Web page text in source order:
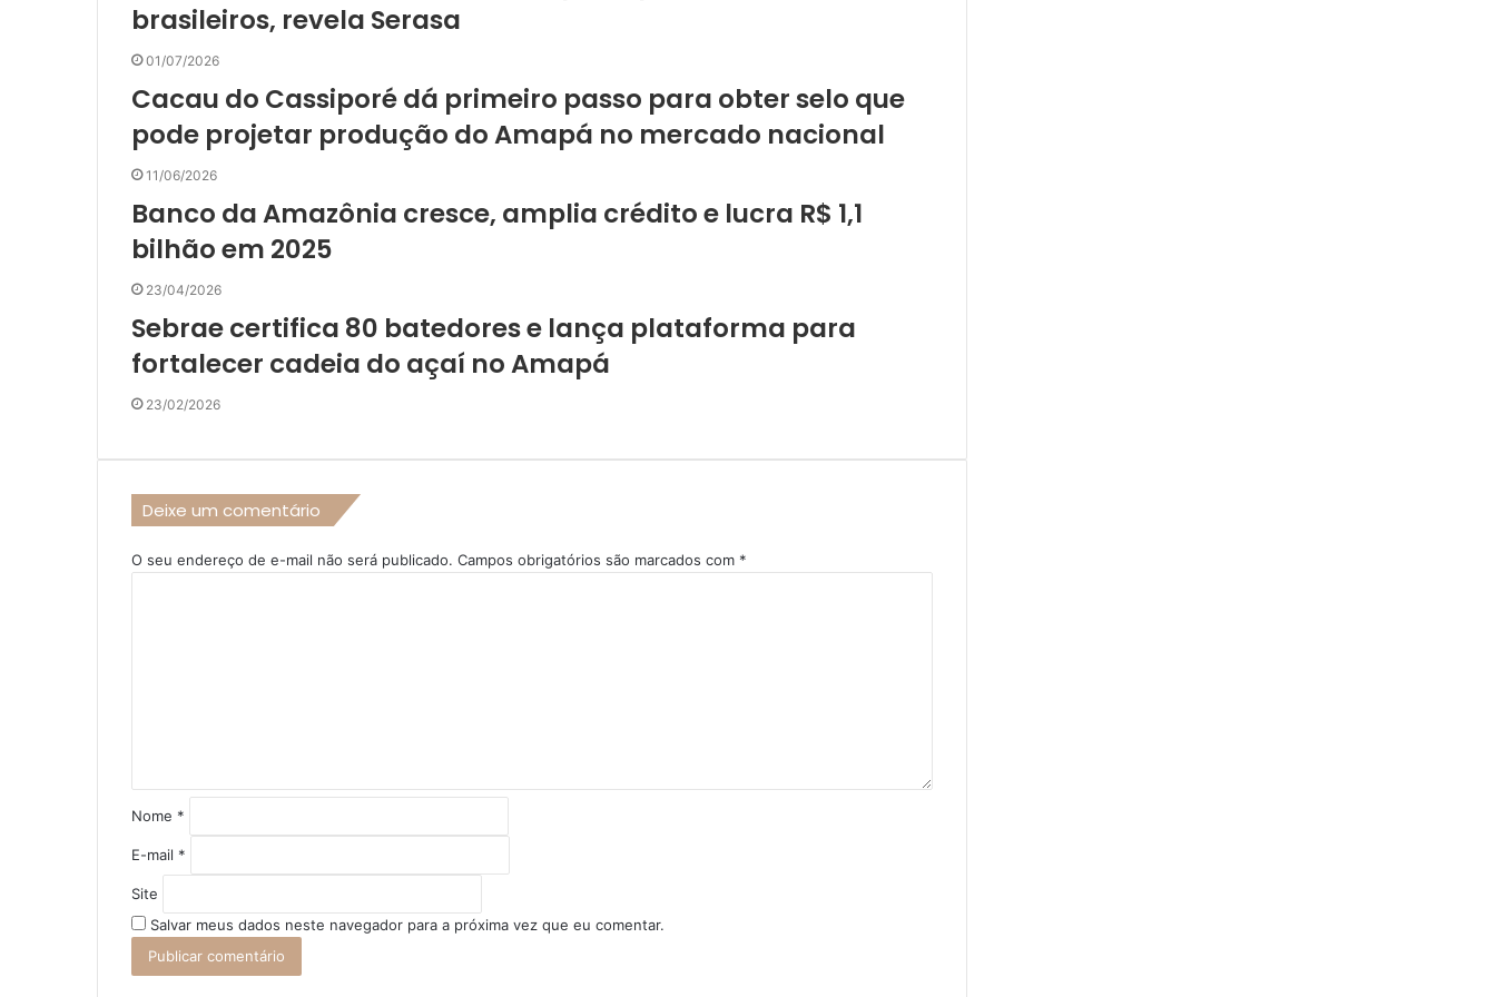
brasileiros, revela Serasa
01/07/2026
Cacau do Cassiporé dá primeiro passo para obter selo que
pode projetar produção do Amapá no mercado nacional
11/06/2026
Banco da Amazônia cresce, amplia crédito e lucra R$ 1,1
bilhão em 2025
23/04/2026
Sebrae certifica 80 batedores e lança plataforma para
fortalecer cadeia do açaí no Amapá
23/02/2026
Deixe um comentário
O seu endereço de e-mail não será publicado. Campos obrigatórios são marcados com *
o
*
Nome *
E-mail *
Site
Salvar meus dados neste navegador para a próxima vez que eu comentar.